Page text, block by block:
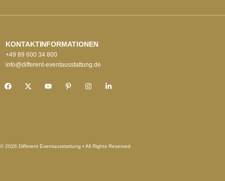
KONTAKTINFORMATIONEN
+49 89 600 34 800
info@different-eventausstattung.de
© 2026 Different Eventausstattung • All Rights Reserved